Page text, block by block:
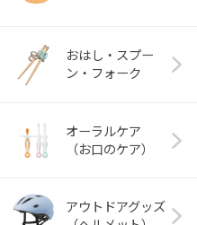
おはし・スプー
ン・フォーク
オーラルケア
（お口のケア）
アウトドアグッズ